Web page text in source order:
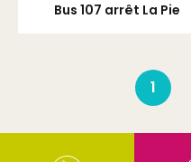
Bus 107 arrêt La Pie
1